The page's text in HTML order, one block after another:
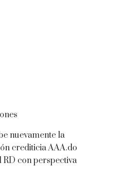
nuevamente la
crediticia AAA.do
RD con perspectiva